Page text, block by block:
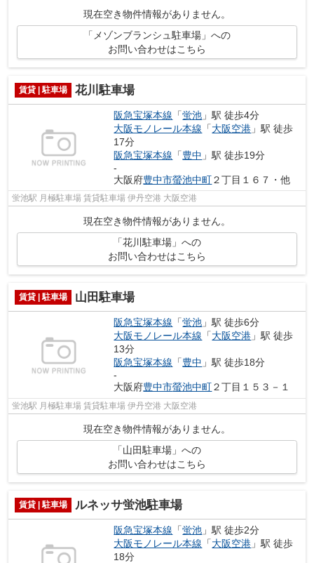
現在空き物件情報がありません。
「メゾンブランシュ駐車場」への
お問い合わせはこちら
賃貸 | 駐車場 花川駐車場
阪急宝塚本線 「蛍池 」駅 徒歩4分
大阪モノレール本線 「大阪空港 」駅 徒歩
17分
阪急宝塚本線 「豊中 」駅 徒歩19分
-
大阪府豊中市螢池中町２丁目１６７・他
蛍池駅 月極駐車場 賃貸駐車場 伊丹空港 大阪空港
現在空き物件情報がありません。
「花川駐車場」への
お問い合わせはこちら
賃貸 | 駐車場 山田駐車場
阪急宝塚本線 「蛍池 」駅 徒歩6分
大阪モノレール本線 「大阪空港 」駅 徒歩
13分
阪急宝塚本線 「豊中 」駅 徒歩18分
-
大阪府豊中市螢池中町２丁目１５３－１
蛍池駅 月極駐車場 賃貸駐車場 伊丹空港 大阪空港
現在空き物件情報がありません。
「山田駐車場」への
お問い合わせはこちら
賃貸 | 駐車場 ルネッサ蛍池駐車場
阪急宝塚本線 「蛍池 」駅 徒歩2分
大阪モノレール本線 「大阪空港 」駅 徒歩
18分